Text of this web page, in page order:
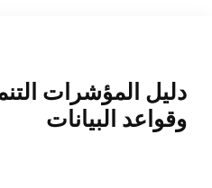
دليل المؤشرات
وقواعد البيانات